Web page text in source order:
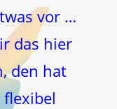
vor …
das hier
den hat